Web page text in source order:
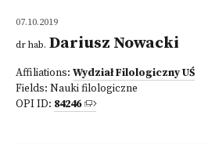
07.10.2019
dr hab. Dariusz Nowacki
Affiliations: Wydział Filologiczny UŚ
Fields: Nauki filologiczne
OPI ID: 84246